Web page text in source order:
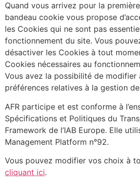
Quand vous arrivez pour la
bandeau cookie vous propose
les Cookies qui ne sont pas
fonctionnement du site. Vous
désactiver les Cookies à tout
Cookies nécessaires au
Vous avez la possibilité de
préférences relatives à la gestion
AFR participe et est conforme à
Spécifications et Politiques du
Framework de l’IAB Europe. Elle
Management Platform n°92.
Vous pouvez modifier vos choix à
cliquant ici.